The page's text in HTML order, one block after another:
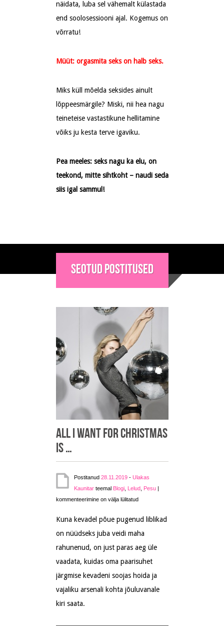
näidata, luba sel vähemalt külastada
end soolosessiooni ajal. Kogemus on
võrratu!
Müüt: orgasmita seks on halb seks.
Miks küll mõelda seksides ainult
lõppeesmärgile? Miski, nii hea nagu
teineteise vastastikune hellitamine
võiks ju kesta terve igaviku.
Pea meeles: seks nagu ka elu, on
teekond, mitte sihtkoht – naudi seda
siis igal sammul!
Seotud postitused
All I want for Christmas
is …
Postitanud 28.11.2019 - Ulakas
Kaunitarteemal Blogi, Lelud, Pesu|All
for
kommenteerimine on välja lülitatud
Kuna kevadel põue pugenud liblikad
on nüüdseks juba veidi maha
rahunenud, on just paras aeg üle
vaadata, kuidas oma paarisuhet
järgmise kevadeni soojas hoida ja
vajaliku arsenali kohta jõuluvanale
kiri saata.